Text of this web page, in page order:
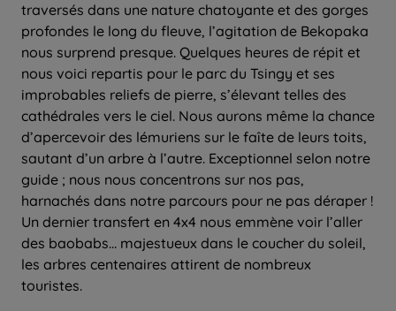
traversés dans une nature chatoyante et des gorges
profondes le long du fleuve, l’agitation de Bekopaka
nous surprend presque. Quelques heures de répit et
nous voici repartis pour le parc du Tsingy et ses
improbables reliefs de pierre, s’élevant telles des
cathédrales vers le ciel. Nous aurons même la chance
d’apercevoir des lémuriens sur le faîte de leurs toits,
sautant d’un arbre à l’autre. Exceptionnel selon notre
guide ; nous nous concentrons sur nos pas,
harnachés dans notre parcours pour ne pas déraper !
Un dernier transfert en 4x4 nous emmène voir l’aller
des baobabs… majestueux dans le coucher du soleil,
les arbres centenaires attirent de nombreux
touristes.